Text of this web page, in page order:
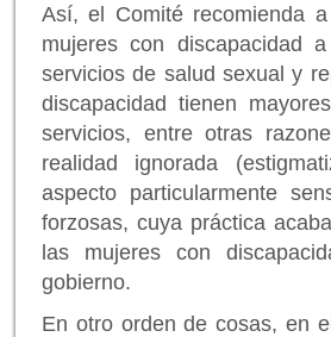
Así, el Comité recomienda
mujeres con discapacidad
servicios de salud sexual y
discapacidad tienen
servicios, entre otras
realidad ignorada
aspecto particularmente
forzosas, cuya práctica
las mujeres con
gobierno.
En otro orden de cosas, en